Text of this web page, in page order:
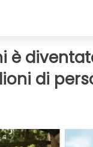
è
di